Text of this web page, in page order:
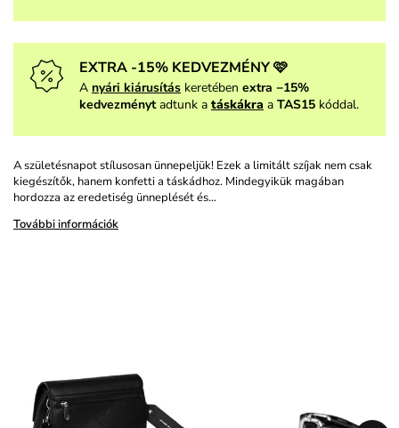
EXTRA -15% KEDVEZMÉNY 🩷
A nyári kiárusítás keretében extra −15%
kedvezménytadtunk a táskákra a TAS15 kóddal.
A születésnapot stílusosan ünnepeljük! Ezek a limitált szíjak nem csak
kiegészítők, hanem konfetti a táskádhoz. Mindegyikük magában
hordozza az eredetiség ünneplését és…
További információk